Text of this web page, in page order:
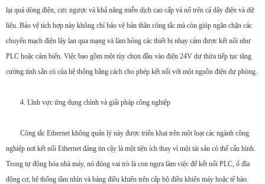
lại quá dòng điện, cực ngược và khả năng miễn dịch cao cấp và nổ trên cả dây điện và dữ
liệu. Bảo vệ tích hợp này không chỉ bảo vệ bản thân công tắc mà còn giúp ngăn chặn các
chuyển mạch điện lây lan qua mạng và làm hỏng các thiết bị nhạy cảm được kết nối như
PLC hoặc cảm biến. Việc bao gồm một tùy chọn đầu vào điện 24V dư thừa tiếp tục tăng
cường tính sẵn có của hệ thống bằng cách cho phép kết nối với một nguồn điện dự phòng.
4. Lĩnh vực ứng dụng chính và giải pháp công nghiệp
Công tắc Ethernet không quản lý này được triển khai trên một loạt các ngành công
nghiệp nơi kết nối Ethernet đáng tin cậy là một tiện ích thay vì một tài sản có thể cấu hình.
Trong tự động hóa nhà máy, nó đóng vai trò là con ngựa làm việc để kết nối PLC, ổ đĩa
động cơ, hệ thống tầm nhìn và bảng điều khiển trên cấp bộ điều khiển máy hoặc tế bào.